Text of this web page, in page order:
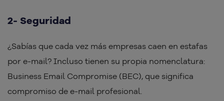
2- Seguridad
¿Sabías que cada vez más empresas caen en estafas
por e-mail? Incluso tienen su propia nomenclatura:
Business Email Compromise (BEC), que significa
compromiso de e-mail profesional.